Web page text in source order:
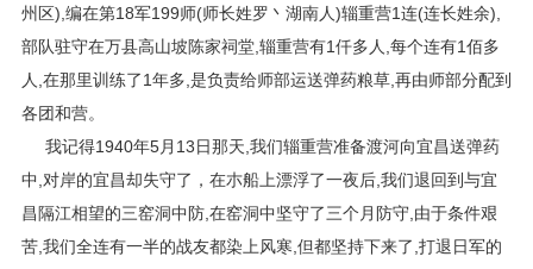
州区),编在第18军199师(师长姓罗丶湖南人)辎重营1连(连长姓余),
部队驻守在万县高山坡陈家祠堂,辎重营有1仟多人,每个连有1佰多
人,在那里训练了1年多,是负责给师部运送弹药粮草,再由师部分配到
各团和营。
我记得1940年5月13日那天,我们辎重营准备渡河向宜昌送弹药
中,对岸的宜昌却失守了，在朩船上漂浮了一夜后,我们退回到与宜
昌隔江相望的三窑洞中防,在窑洞中坚守了三个月防守,由于条件艰
苦,我们全连有一半的战友都染上风寒,但都坚持下来了,打退日军的